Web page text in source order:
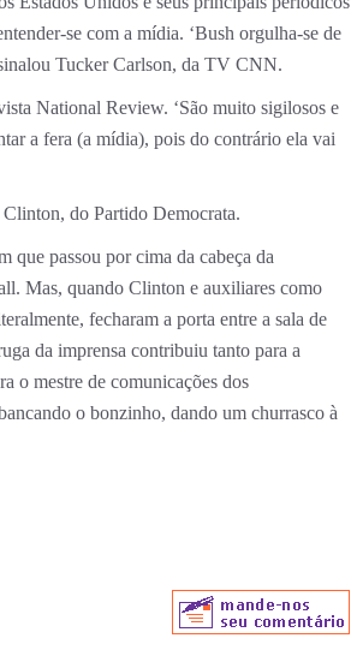
se com a mídia. ‘Bush orgulha-se de
Tucker Carlson, da TV CNN.
National Review. ‘São muito sigilosos e
a fera (a mídia), pois do contrário ela vai
do Partido Democrata.
que passou por cima da cabeça da
Mas, quando Clinton e auxiliares como
fecharam a porta entre a sala de
da imprensa contribuiu tanto para a
o mestre de comunicações dos
o bonzinho, dando um churrasco à